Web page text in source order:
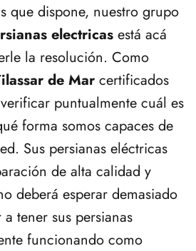
que dispone, nuestro grupo
electricas está acá
la resolución. Como
de Mar certificados
puntualmente cuál es
forma somos capaces de
Sus persianas eléctricas
de alta calidad y
deberá esperar demasiado
tener sus persianas
funcionando como